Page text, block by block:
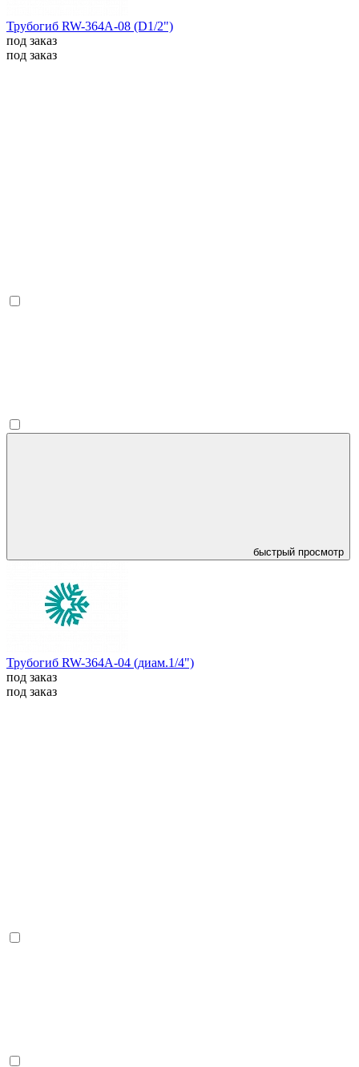
Трубогиб RW-364A-08 (D1/2")
под заказ
под заказ
быстрый просмотр
Трубогиб RW-364A-04 (диам.1/4")
под заказ
под заказ